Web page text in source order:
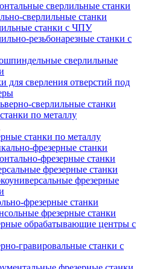
сверлильные станки
сверлильные станки
станки с ЧПУ
резьбонарезные станки с
сверлильные
для сверления отверстий под
сверлильные станки
по металлу
станки по металлу
фрезерные станки
фрезерные станки
фрезерные станки
фрезерные
фрезерные станки
фрезерные станки
обрабатывающие центры с
гравировальные станки с